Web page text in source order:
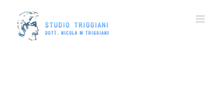
contenuto